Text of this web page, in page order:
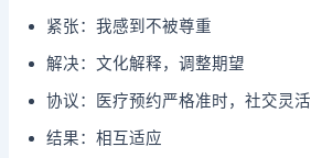
紧张：我感到不被尊重
解决：文化解释，调整期望
协议：医疗预约严格准时，社交灵活
结果：相互适应